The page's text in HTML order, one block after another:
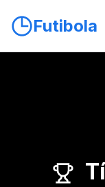
Futibola